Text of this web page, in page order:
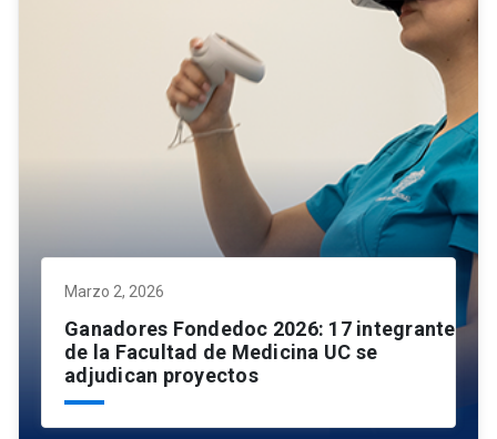
Marzo 2, 2026
Ganadores Fondedoc 2026: 17 integrantes
de la Facultad de Medicina UC se
adjudican proyectos